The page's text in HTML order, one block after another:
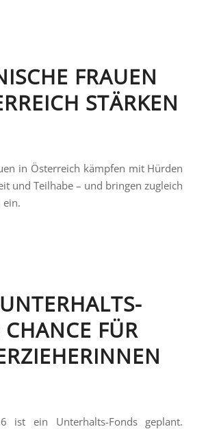
FRAUEN
STÄRKEN
in Österreich kämpfen mit Hürden
und Teilhabe – und bringen zugleich
ein.
FÜR
ist ein Unterhalts-Fonds geplant.